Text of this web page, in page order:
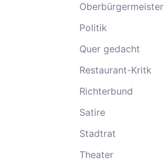
Oberbürgermeister
Politik
Quer gedacht
Restaurant-Kritk
Richterbund
Satire
Stadtrat
Theater